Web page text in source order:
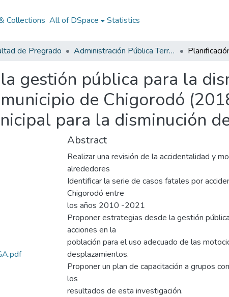
Collections All of DSpace Statistics
de Pregrado Administración Pública Territorial (APT)
gestión pública para la
de Chigorodó
para la disminución
Abstract
Realizar una revisión de la accidentalidad y
alrededores
Identificar la serie de casos fatales por
Chigorodó entre
los años 2010 -2021
Proponer estrategias desde la gestión
acciones en la
población para el uso adecuado de las
desplazamientos.
Proponer un plan de capacitación a grupos
los
resultados de esta investigación.